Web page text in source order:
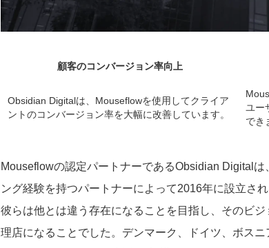
顧客のコンバージョン率向上
Obsidian Digitalは、Mouseflowを使用してクライア
ントのコンバージョン率を大幅に改善しています。
ユー
でき
Mouseflowの認定パートナーであるObsidian Digital
ング経験を持つパートナーによって2016年に設立さ
彼らは他とは違う存在になることを目指し、そのビ
理店になることでした。デンマーク、ドイツ、ボス